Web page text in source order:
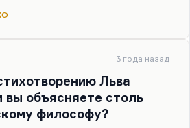
в стороне. О
недостаточно его знаю.
ризому, Делёз и
сами не постмодернисты,
А то, что постмодерн —
3 года назад
Льва
объясняете столь
философу?